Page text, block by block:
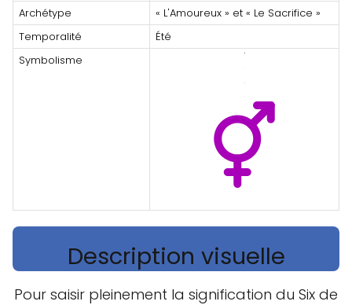
Archétype
« L'Amoureux » et « Le Sacrifice »
Temporalité
Été
Symbolisme
Description visuelle
Pour saisir pleinement la signification du Six de